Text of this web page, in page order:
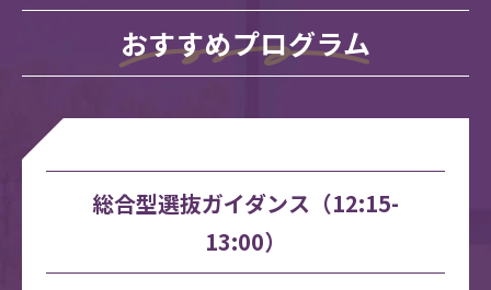
おすすめプログラム
総合型選抜ガイダンス（12:15-
13:00）